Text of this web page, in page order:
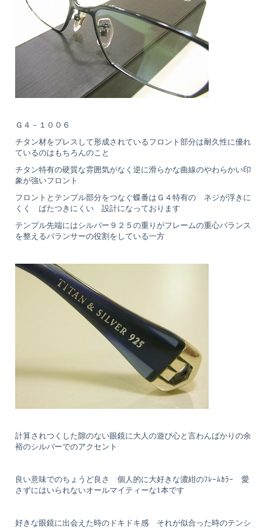
Ｇ４－１００６
チタン材をプレスして形成されているフロント部分は耐久性に優れ
ているのはもちろんのこと
チタン特有の硬質な雰囲気がなく逆に滑らかな曲線のやわらかい印
象が強いフロント
フロントとテンプル部分をつなぐ蝶番はＧ４特有の ネジが浮きに
くく ばたつきにくい 設計になっております
テンプル先端にはシルバー９２５の重りがフレームの重心バランス
を整えるバランサーの役割をしている一方
計算されつくした隙のない眼鏡に大人の遊び心と言わんばかりの余
裕のシルバーでのアクセント
良い意味でのちょうど良さ 個人的に大好きな濃紺のﾌﾚｰﾑｶﾗｰ 愛
さずにはいられないオールマイティーな1本です
好きな眼鏡に出会えた時のドキドキ感 それが似合った時のテンシ